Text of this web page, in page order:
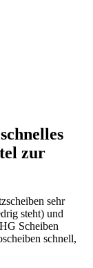
zur
sehr
steht) und
Scheiben
schnell,